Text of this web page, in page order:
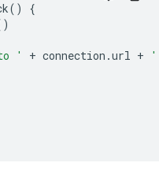
()
{
' + connection .url +